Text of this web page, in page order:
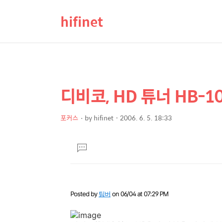
hifinet
상
컨
본
문
제
디비코, HD 튜너 HB-
포커스 byhifinet 2006. 6. 5. 18:33
댓
글
Posted by팀버 on 06/04 at 07:29 PM